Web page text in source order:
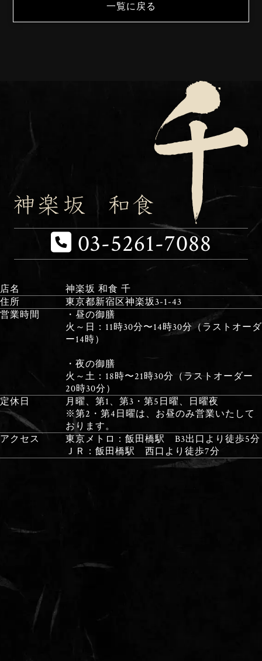
一覧に戻る
03-5261-7088
店名
神楽坂 和食 千
住所
東京都新宿区神楽坂3-1-43
営業時間
・昼の御膳
火～日：11時30分〜14時30分（ラストオーダ
ー14時）
・夜の御膳
火～土：18時〜21時30分（ラストオーダー
20時30分）
定休日
月曜、第1、第3・第5日曜、日曜夜
※第2・第4日曜は、お昼のみ営業いたして
おります。
アクセス
東京メトロ：飯田橋駅 B3出口より徒歩5分
ＪＲ：飯田橋駅 西口より徒歩7分